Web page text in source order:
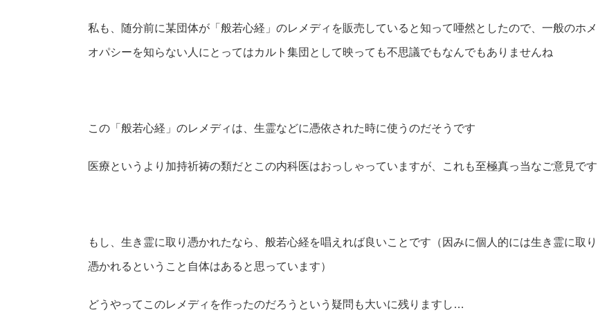
私も、随分前に某団体が「般若心経」のレメディを販売していると知って唖然としたので、一般のホメ
オパシーを知らない人にとってはカルト集団として映っても不思議でもなんでもありませんね
この「般若心経」のレメディは、生霊などに憑依された時に使うのだそうです
医療というより加持祈祷の類だとこの内科医はおっしゃっていますが、これも至極真っ当なご意見です
もし、生き霊に取り憑かれたなら、般若心経を唱えれば良いことです（因みに個人的には生き霊に取り
憑かれるということ自体はあると思っています）
どうやってこのレメディを作ったのだろうという疑問も大いに残りますし…